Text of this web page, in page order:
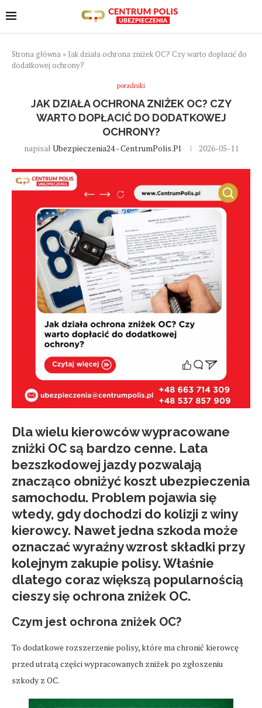
Strona główna » Jak działa ochrona zniżek OC? Czy warto dopłacić do
dodatkowej ochrony?
poradniki
JAK DZIAŁA OCHRONA ZNIŻEK OC? CZY
WARTO DOPŁACIĆ DO DODATKOWEJ
OCHRONY?
napisał Ubezpieczenia24 - CentrumPolis.pl 2026-05-11
Dla wielu kierowców wypracowane
zniżki OC są bardzo cenne. Lata
bezszkodowej jazdy pozwalają
znacząco obniżyć koszt ubezpieczenia
samochodu. Problem pojawia się
wtedy, gdy dochodzi do kolizji z winy
kierowcy. Nawet jedna szkoda może
oznaczać wyraźny wzrost składki przy
kolejnym zakupie polisy. Właśnie
dlatego coraz większą popularnością
cieszy się ochrona zniżek OC.
Czym jest ochrona zniżek OC?
To dodatkowe rozszerzenie polisy, które ma chronić kierowcę
przed utratą części wypracowanych zniżek po zgłoszeniu
szkody z OC.